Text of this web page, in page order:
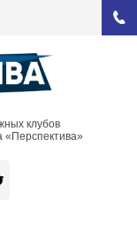
клубов
«Перспектива»